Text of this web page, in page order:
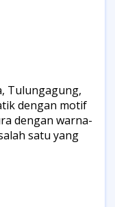
Tulungagung,
dengan motif
dengan warna-
satu yang